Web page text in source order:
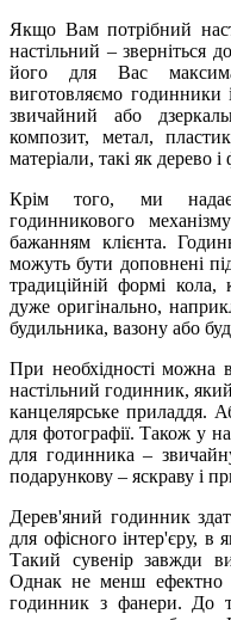
Якщо Вам потрібний
настільний – зверніться
його для Вас
виготовляємо годинники
звичайний або
композит, метал,
матеріали, такі як дерево і
Крім того, ми
годинникового
бажанням клієнта.
можуть бути доповнені
традиційній формі
дуже оригінально,
будильника, вазону або
При необхідності можна
настільний годинник,
канцелярське приладдя.
для фотографії. Також у
для годинника –
подарункову – яскраву і
Дерев'яний годинник
для офісного інтер'єру, в
Такий сувенір завжди
Однак не менш ефектно
годинник з фанери. До